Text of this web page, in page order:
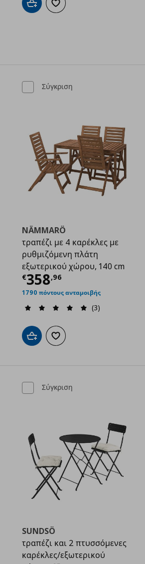
Προσθήκη στο καλάθι
Προσθήκη στα αγαπημένα
€ 45,99
Σύγκριση
NÄMMARÖ
τραπέζι με 4 καρέκλες με
ρυθμιζόμενη πλάτη
εξωτερικού χώρου, 140 cm
€358,96
Τρέχουσα τιμή
1790 πόντους ανταμοιβής
(3)
Προσθήκη στο καλάθι
Προσθήκη στα αγαπημένα
Σύγκριση
SUNDSÖ
τραπέζι και 2 πτυσσόμενες
καρέκλες/εξωτερικού